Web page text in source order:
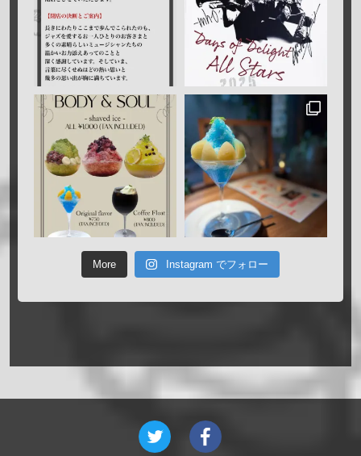
More Instagram でフォロー